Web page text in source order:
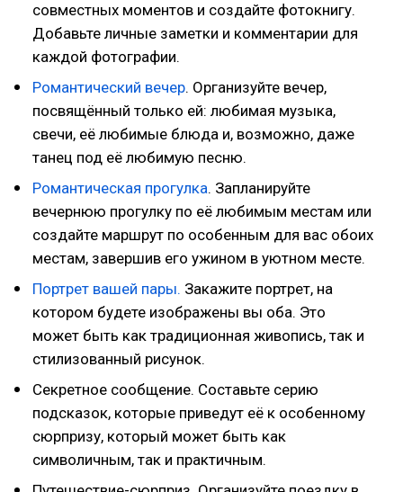
совместных моментов и создайте фотокнигу.
Добавьте личные заметки и комментарии для
каждой фотографии.
Романтический вечер. Организуйте вечер,
посвящённый только ей: любимая музыка,
свечи, её любимые блюда и, возможно, даже
танец под её любимую песню.
Романтическая прогулка. Запланируйте
вечернюю прогулку по её любимым местам или
создайте маршрут по особенным для вас обоих
местам, завершив его ужином в уютном месте.
Портрет вашей пары. Закажите портрет, на
котором будете изображены вы оба. Это
может быть как традиционная живопись, так и
стилизованный рисунок.
Секретное сообщение. Составьте серию
подсказок, которые приведут её к особенному
сюрпризу, который может быть как
символичным, так и практичным.